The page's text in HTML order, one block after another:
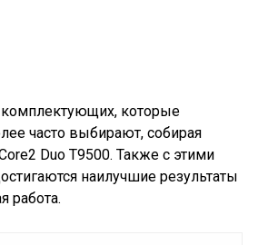
которые
часто выбирают, собирая
Duo T9500. Также с этими
наилучшие результаты
работа.